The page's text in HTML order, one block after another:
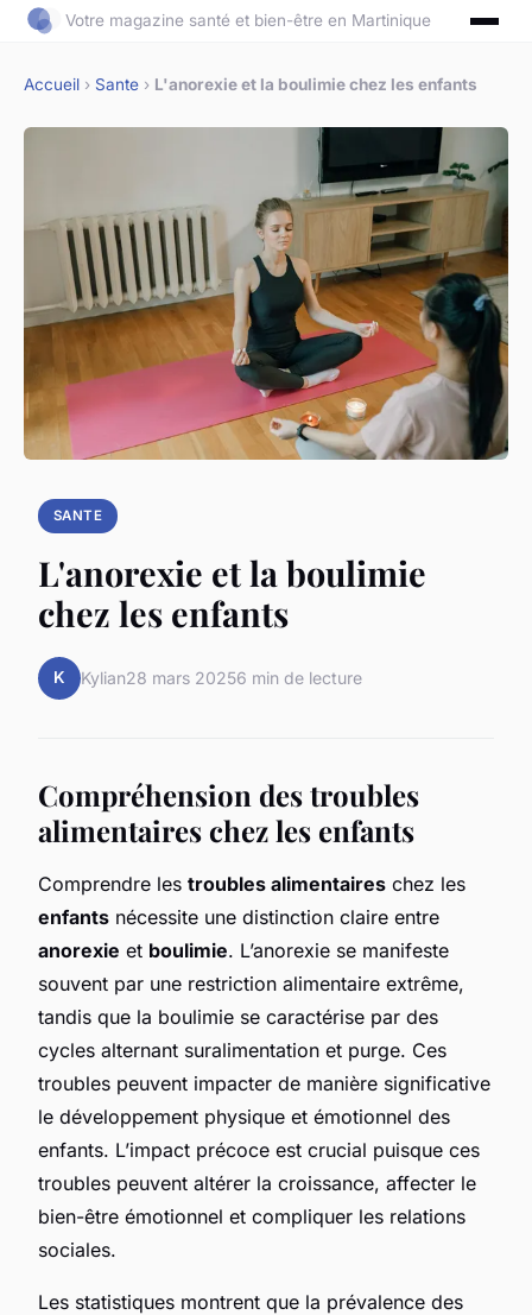
Votre magazine santé et bien-être en Martinique
Accueil › Sante › L'anorexie et la boulimie chez les enfants
SANTE
L'anorexie et la boulimie
chez les enfants
K Kylian28 mars 20256 min de lecture
Compréhension des troubles
alimentaires chez les enfants
Comprendre les troubles alimentaires chez les
enfants nécessite une distinction claire entre
anorexie et boulimie. L’anorexie se manifeste
souvent par une restriction alimentaire extrême,
tandis que la boulimie se caractérise par des
cycles alternant suralimentation et purge. Ces
troubles peuvent impacter de manière significative
le développement physique et émotionnel des
enfants. L’impact précoce est crucial puisque ces
troubles peuvent altérer la croissance, affecter le
bien-être émotionnel et compliquer les relations
sociales.
Les statistiques montrent que la prévalence des